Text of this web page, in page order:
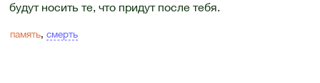
будут носить те, что придут после тебя.
память, смерть